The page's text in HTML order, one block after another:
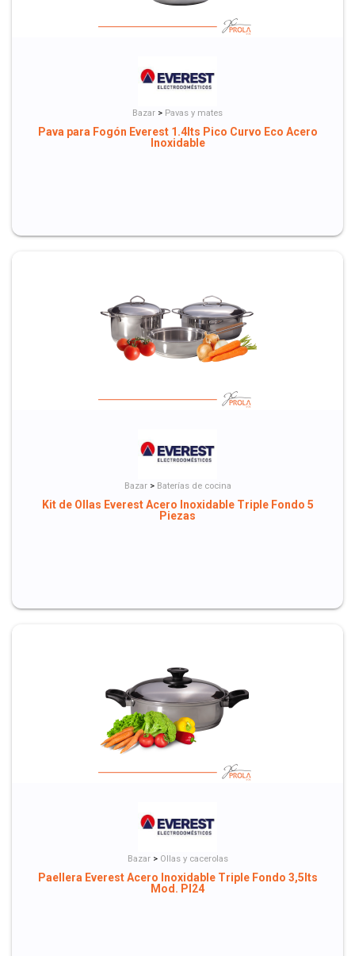
Bazar > Pavas y mates
Pava para Fogón Everest 1.4lts Pico Curvo Eco Acero
Inoxidable
Bazar >Baterías de cocina
Kit de Ollas Everest Acero Inoxidable Triple Fondo 5
Piezas
Bazar >Ollas y cacerolas
Paellera Everest Acero Inoxidable Triple Fondo 3,5lts
Mod. PI24